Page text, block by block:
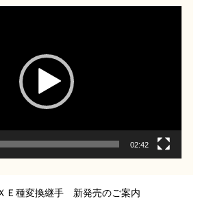
02:42
Ｅ種変換継手 新発売のご案内